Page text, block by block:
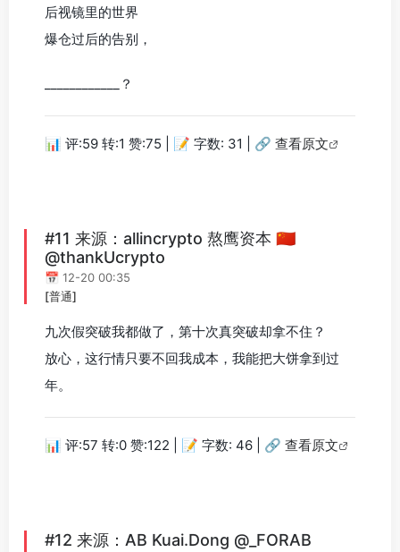
后视镜里的世界
爆仓过后的告别，
____________？
📊 评:59 转:1 赞:75 | 📝 字数: 31 | 🔗 查看原文
#11 来源：allincrypto 熬鹰资本 🇨🇳
@thankUcrypto
📅 12-20 00:35
[普通]
九次假突破我都做了，第十次真突破却拿不住？
放心，这行情只要不回我成本，我能把大饼拿到过
年。
📊 评:57 转:0 赞:122 | 📝 字数: 46 | 🔗 查看原文
#12 来源：AB Kuai.Dong @_FORAB